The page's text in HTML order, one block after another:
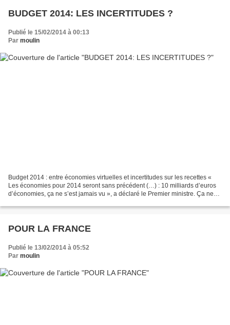
BUDGET 2014: LES INCERTITUDES ?
Publié le 15/02/2014 à 00:13
Par moulin
Budget 2014 : entre économies virtuelles et incertitudes sur les recettes «
Les économies pour 2014 seront sans précédent (…) : 10 milliards d’euros
d’économies, ça ne s’est jamais vu », a déclaré le Premier ministre. Ça ne
POUR LA FRANCE
Publié le 13/02/2014 à 05:52
Par moulin